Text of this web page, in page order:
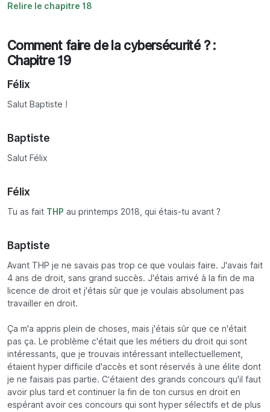
Relire le chapitre 18
Comment faire de la cybersécurité ? :
Chapitre 19
Félix
Salut Baptiste !
Baptiste
Salut Félix
Félix
Tu as fait THP au printemps 2018, qui étais-tu avant ?
Baptiste
Avant THP je ne savais pas trop ce que voulais faire. J'avais fait
4 ans de droit, sans grand succès. J'étais arrivé à la fin de ma
licence de droit et j'étais sûr que je voulais absolument pas
travailler en droit.
Ça m'a appris plein de choses, mais j'étais sûr que ce n'était
pas ça. Le problème c'était que les métiers du droit qui sont
intéressants, que je trouvais intéressant intellectuellement,
étaient hyper difficile d'accès et sont réservés à une élite dont
je ne faisais pas partie. C’étaient des grands concours qu'il faut
avoir plus tard et continuer la fin de ton cursus en droit en
espérant avoir ces concours qui sont hyper sélectifs et de plus